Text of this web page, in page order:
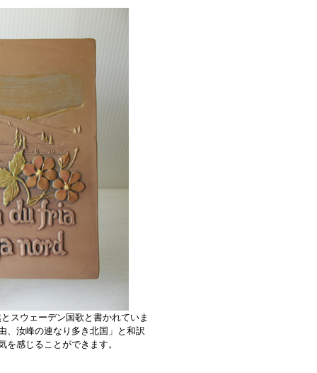
ウェーデン国歌と書かれていま
、汝峰の連なり多き北国」と和訳
感じることができます。